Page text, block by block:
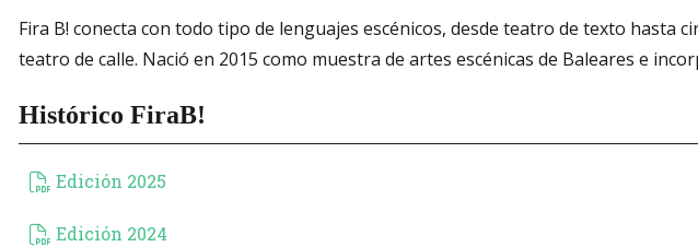
Fira B! conecta con todo tipo de lenguajes escénicos, desde teatro de texto hasta
teatro de calle. Nació en 2015 como muestra de artes escénicas de Baleares e
Histórico FiraB!
Edición 2025
Edición 2024